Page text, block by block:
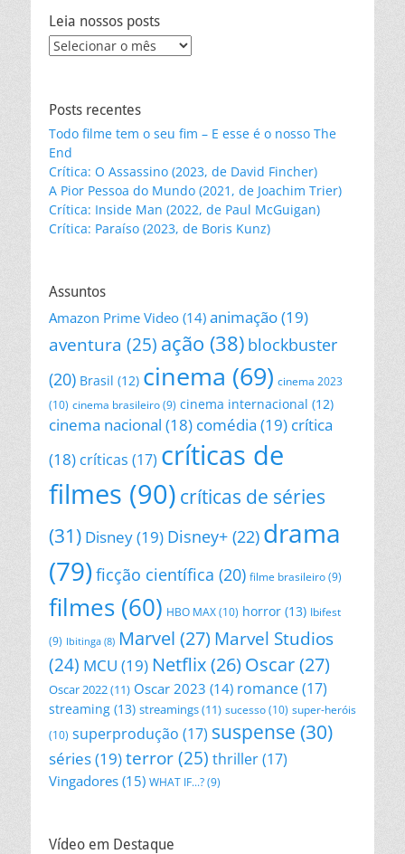
Leia nossos posts
Leia
Posts recentes
Todo filme tem o seu fim – E esse é o nosso The
End
Crítica: O Assassino (2023, de David Fincher)
A Pior Pessoa do Mundo (2021, de Joachim Trier)
Crítica: Inside Man (2022, de Paul McGuigan)
Crítica: Paraíso (2023, de Boris Kunz)
Assuntos
Amazon Prime Video (14) animação(19)
aventura (25) ação (38) blockbuster
(20) Brasil (12) cinema (69) cinema 2023
(10) cinema brasileiro (9) cinema internacional (12)
cinema nacional (18) comédia (19) crítica
(18) críticas (17) críticas de
filmes (90) críticas de séries
(31) Disney(19) Disney+ (22) drama
(79)ficção científica (20) filme brasileiro (9)
filmes (60) HBO MAX(10) horror (13) Ibifest
(9) Ibitinga (8) Marvel (27) Marvel Studios
(24) MCU (19) Netflix(26) Oscar(27)
Oscar 2022(11) Oscar 2023 (14) romance(17)
streaming (13) streamings(11) sucesso(10) super-heróis
(10) superprodução (17) suspense (30)
séries(19)terror(25) thriller(17)
Vingadores (15) WHAT IF...? (9)
Vídeo em Destaque